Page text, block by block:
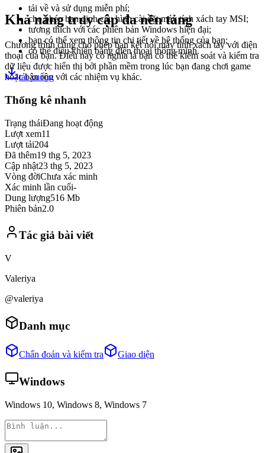
Khả năng truy cập đa nền tảng
Chương trình cũng cho phép bạn kết nối máy tính xách tay với điện
thoại của bạn. Điều này có nghĩa là bạn có thể kiểm soát và kiểm tra
dữ liệu được hiển thị bởi phần mềm trong lúc bạn đang chơi game
hoặc bận rộn với các nhiệm vụ khác.
tải về và sử dụng miễn phí;
cho phép bạn định cấu hình cài đặt máy tính xách tay MSI;
tương thích với các phiên bản Windows hiện đại;
bạn có thể xem thông tin chi tiết về hệ thống của bạn;
có thể điều khiển bằng điện thoại thông minh.
tải xuống
Thống kê nhanh
Trạng tháiĐang hoạt động
Lượt xem11
Lượt tải204
Đã thêm19 thg 5, 2023
Cập nhật23 thg 5, 2023
Vòng đờiChưa xác minh
Xác minh lần cuối-
Dung lượng516 Mb
Phiên bản2.0
Tác giả bài viết
V
Valeriya
@valeriya
Danh mục
Chẩn đoán và kiểm tra Giao diện
Windows
Windows 10, Windows 8, Windows 7